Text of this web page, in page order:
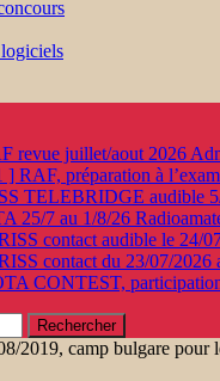
revue juillet/aout 2026
] RAF, préparation à
TELEBRIDGE audible
25/7 au 1/8/26
contact audible le 24/
contact du 23/07/2026
CONTEST,
2019, camp bulgare pour